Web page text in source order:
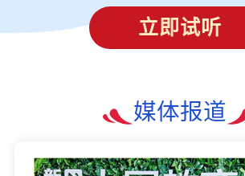
立即试听
媒体报道